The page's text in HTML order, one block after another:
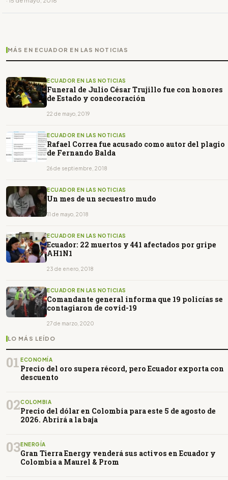
MÁS EN ECUADOR EN LAS NOTICIAS
ECUADOR EN LAS NOTICIAS
Funeral de Julio César Trujillo fue con honores
de Estado y condecoración
22 de mayo, 2019
ECUADOR EN LAS NOTICIAS
Rafael Correa fue acusado como autor del plagio
de Fernando Balda
26 de septiembre, 2018
ECUADOR EN LAS NOTICIAS
Un mes de un secuestro mudo
11 de mayo, 2018
ECUADOR EN LAS NOTICIAS
Ecuador: 22 muertos y 441 afectados por gripe
AH1N1
23 de enero, 2018
ECUADOR EN LAS NOTICIAS
Comandante general informa que 19 policías se
contagiaron de covid-19
27 de marzo, 2020
LO MÁS LEÍDO
01 ECONOMÍA
Precio del oro supera récord, pero Ecuador exporta con
descuento
02COLOMBIA
Precio del dólar en Colombia para este 5 de agosto de
2026. Abrirá a la baja
03ENERGÍA
Gran Tierra Energy venderá sus activos en Ecuador y
Colombia a Maurel & Prom